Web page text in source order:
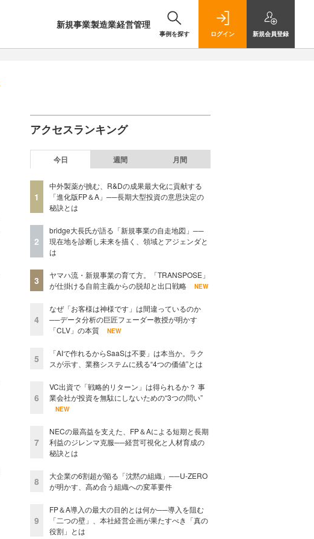
新規事業製造業経営管理
事例を探す ログイン 新規会員登録
アクセスランキング
今日 週間 月間
1
中外製薬が挑む、R&Dの成果最大化に貢献する
「進化版FP＆A」──長期大型投資の意思決定の
秘訣とは
2
bridge大長氏が語る「新規事業の自走地図」──
現在地を診断し未来を描く、領域とアジェンダと
は
3
ヤマハ流・新規事業の育て方。「TRANSPOSE」
が仕掛ける自前主義からの脱却と出口戦略
NEW
4
なぜ「お客様は神様です」は間違っているのか
──データ分析の巨匠フェーダー教授が明かす
「CLV」の本質
NEW
5
「AIで作れるからSaaSは不要」は本当か。ラク
スが示す、業務システムに残る“4つの価値”とは
6
VC出資で「戦略的リターン」は得られるか？ 事
業会社が投資を無駄にしないための“3つの問い”
NEW
7
NECの最高益を支えた、FP＆Aによる短期と長期
利益のジレンマ克服──経営可視化と人材育成の
秘訣とは
8
大企業の6割超が陥る「沈黙の組織」──U-ZERO
が明かす、高め合う組織への変革要件
9
FP＆A導入の最大の目的とは何か──導入を阻む
「二つの壁」、本社経営企画が果たすべき「真の
役割」とは